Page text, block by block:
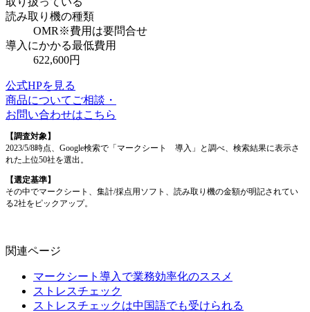
読み取り機の種類
OMR ※費用は要問合せ
導入にかかる最低費用
622,600円
公式HPを見る
商品についてご相談・
お問い合わせはこちら
【調査対象】
2023/5/8時点、Google検索で「マークシート 導入」と調べ、検索結果に表示さ
れた上位50社を選出。
【選定基準】
その中でマークシート、集計/採点用ソフト、読み取り機の金額が明記されてい
る2社をピックアップ。
関連ページ
マークシート導入で業務効率化のススメ
ストレスチェック
ストレスチェックは中国語でも受けられる